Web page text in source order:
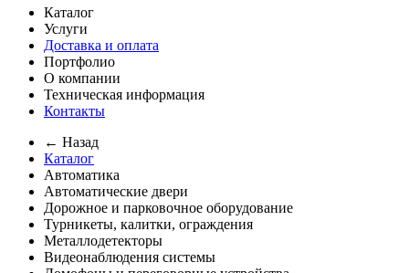
Каталог
Услуги
Доставка и оплата
Портфолио
О компании
Техническая информация
Контакты
← Назад
Каталог
Автоматика
Автоматические двери
Дорожное и парковочное оборудование
Турникеты, калитки, ограждения
Металлодетекторы
Видеонаблюдения cистемы